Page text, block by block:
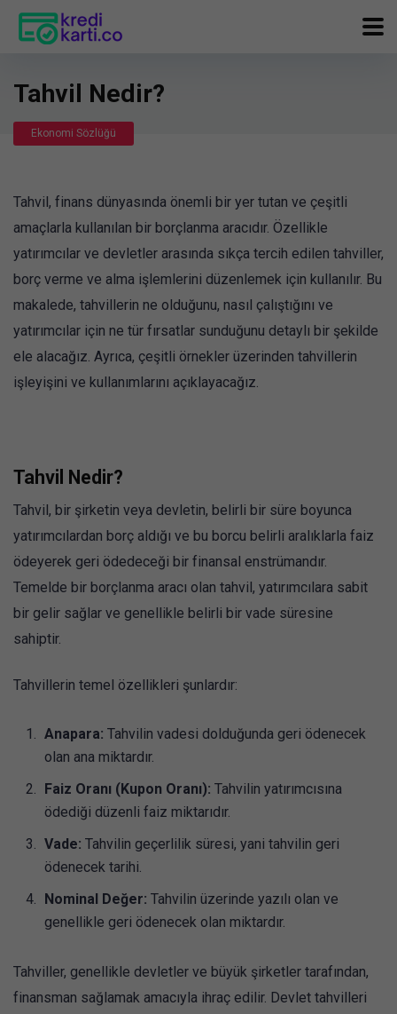
Tahvil Nedir?
Ekonomi Sözlüğü
Tahvil, finans dünyasında önemli bir yer tutan ve çeşitli
amaçlarla kullanılan bir borçlanma aracıdır. Özellikle
yatırımcılar ve devletler arasında sıkça tercih edilen tahviller,
borç verme ve alma işlemlerini düzenlemek için kullanılır. Bu
makalede, tahvillerin ne olduğunu, nasıl çalıştığını ve
yatırımcılar için ne tür fırsatlar sunduğunu detaylı bir şekilde
ele alacağız. Ayrıca, çeşitli örnekler üzerinden tahvillerin
işleyişini ve kullanımlarını açıklayacağız.
Tahvil Nedir?
Tahvil, bir şirketin veya devletin, belirli bir süre boyunca
yatırımcılardan borç aldığı ve bu borcu belirli aralıklarla faiz
ödeyerek geri ödedeceği bir finansal enstrümandır.
Temelde bir borçlanma aracı olan tahvil, yatırımcılara sabit
bir gelir sağlar ve genellikle belirli bir vade süresine
sahiptir.
Tahvillerin temel özellikleri şunlardır:
Anapara: Tahvilin vadesi dolduğunda geri ödenecek
olan ana miktardır.
Faiz Oranı (Kupon Oranı): Tahvilin yatırımcısına
ödediği düzenli faiz miktarıdır.
Vade: Tahvilin geçerlilik süresi, yani tahvilin geri
ödenecek tarihi.
Nominal Değer: Tahvilin üzerinde yazılı olan ve
genellikle geri ödenecek olan miktardır.
Tahviller, genellikle devletler ve büyük şirketler tarafından,
finansman sağlamak amacıyla ihraç edilir. Devlet tahvilleri